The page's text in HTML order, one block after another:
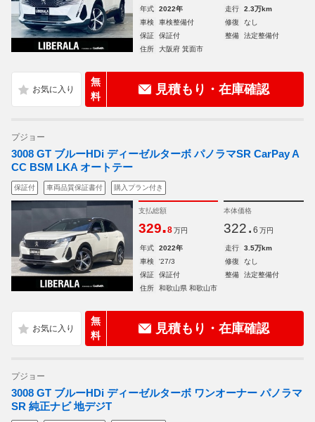
年式 2022年 走行
2.3万km
車検
車検整備付 修復
なし
保証
保証付 整備
法定整備付
住所
大阪府 箕面市
無
料
見積もり・在庫確認
プジョー
3008 GT ブルーHDi ディーゼルターボ パノラマSR CarPay A
CC BSM LKA オートテー
保証付 車両品質保証書付 購入プラン付き
支払総額
329.8 万円
本体価格
322. 6 万円
年式 2022年 走行
3.5万km
車検
'27/3 修復
なし
保証
保証付 整備
法定整備付
住所
和歌山県 和歌山市
無
料
見積もり・在庫確認
プジョー
3008 GT ブルーHDi ディーゼルターボ ワンオーナー パノラマ
SR 純正ナビ 地デジT